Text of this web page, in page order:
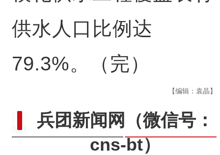
供水人口比例达
79.3%。（完）
【编辑：袁晶】
兵团新闻网
（微信号：
cns-bt）